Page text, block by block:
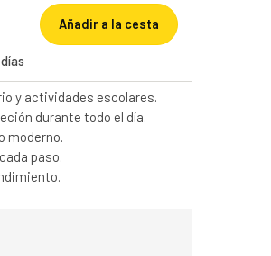
Añadir a la cesta
y actividades escolares.
durante todo el día.
moderno.
paso.